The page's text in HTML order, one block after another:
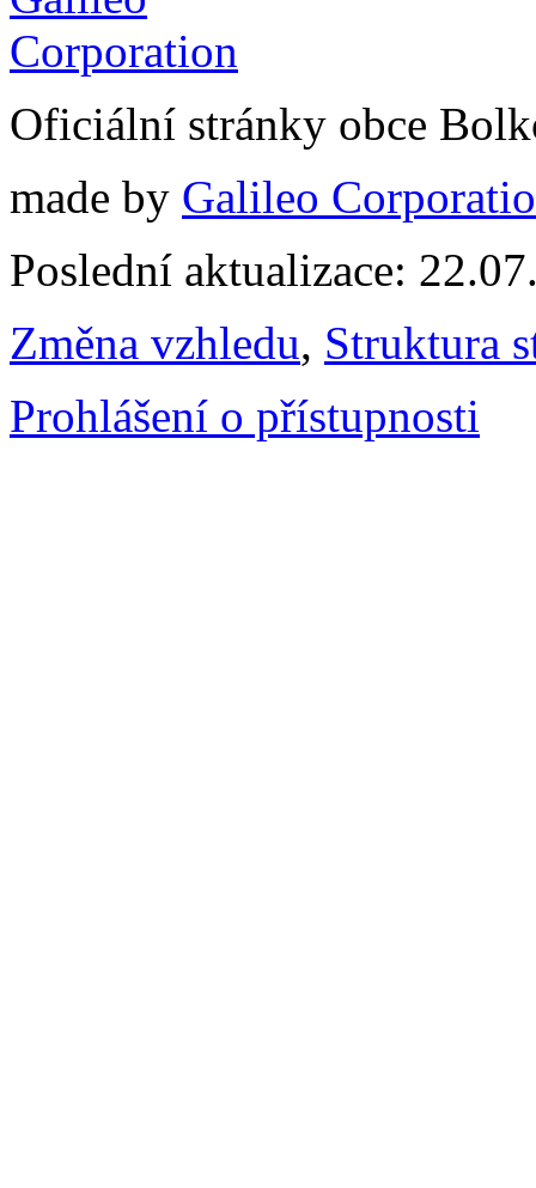
Oficiální stránky obce
made by Galileo
Poslední aktualizace:
Změna vzhledu, Struktura
Prohlášení o přístupnosti